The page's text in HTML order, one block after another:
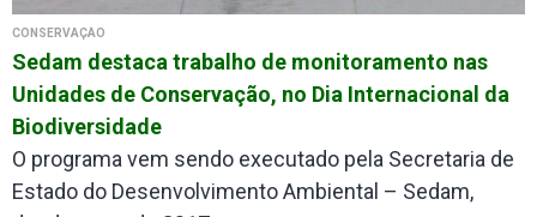
CONSERVAÇÃO
Sedam destaca trabalho de monitoramento nas
Unidades de Conservação, no Dia Internacional da
Biodiversidade
O programa vem sendo executado pela Secretaria de
Estado do Desenvolvimento Ambiental – Sedam,